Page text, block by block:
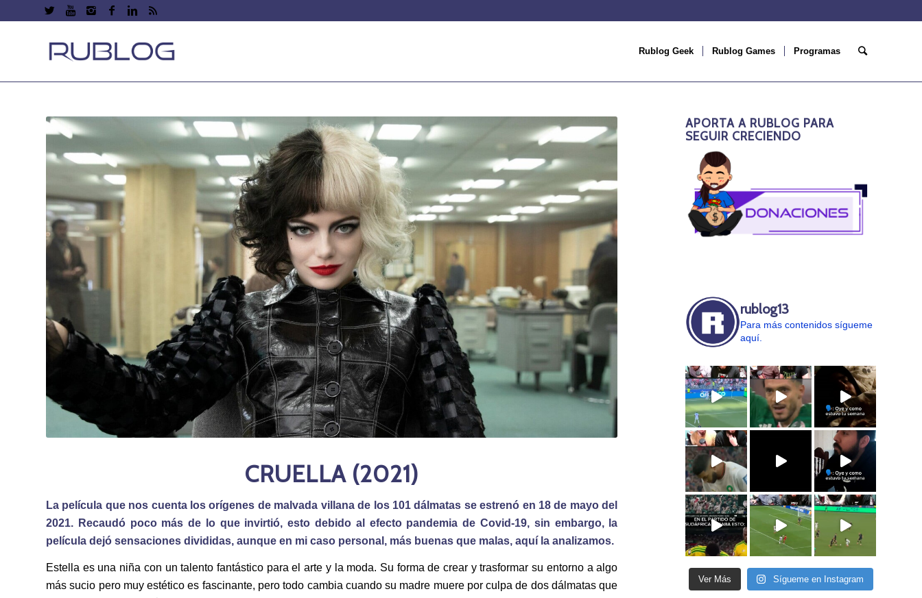
Rublog Geek Rublog Games Programas
CRUELLA (2021)
La película que nos cuenta los orígenes de malvada villana de los 101 dálmatas se estrenó en 18 de mayo del
2021. Recaudó poco más de lo que invirtió, esto debido al efecto pandemia de Covid-19, sin embargo, la
película dejó sensaciones divididas, aunque en mi caso personal, más buenas que malas, aquí la analizamos.
Estella es una niña con un talento fantástico para el arte y la moda. Su forma de crear y trasformar su entorno a algo
más sucio pero muy estético es fascinante, pero todo cambia cuando su madre muere por culpa de dos dálmatas que
APORTA A RUBLOG PARA
SEGUIR CRECIENDO
rublog13
Para más contenidos sígueme
aquí.
Ver Más Sígueme en Instagram